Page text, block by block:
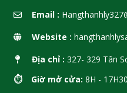
Email :
Website :
Địa chỉ : 327- 329 Tân
⏱️ Giờ mở cửa: 8H -